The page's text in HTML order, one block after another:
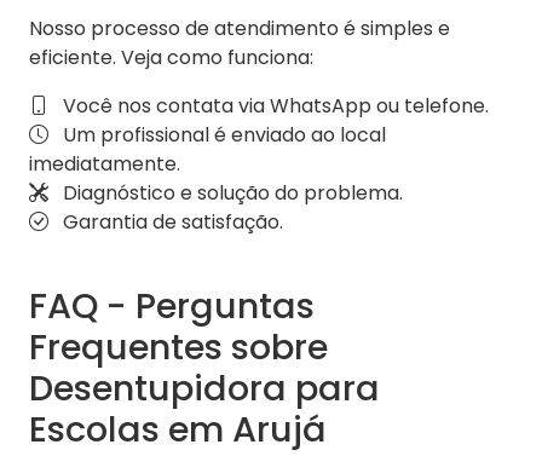
Nosso processo de atendimento é simples e
eficiente. Veja como funciona:
Você nos contata via WhatsApp ou telefone.
Um profissional é enviado ao local
imediatamente.
Diagnóstico e solução do problema.
Garantia de satisfação.
FAQ - Perguntas
Frequentes sobre
Desentupidora para
Escolas em Arujá